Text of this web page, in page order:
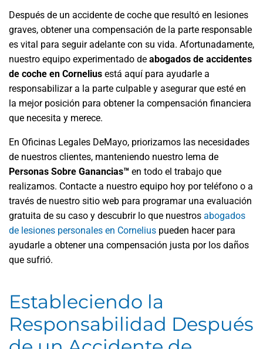
Después de un accidente de coche que resultó en lesiones
graves, obtener una compensación de la parte responsable
es vital para seguir adelante con su vida. Afortunadamente,
nuestro equipo experimentado de abogados de accidentes
de coche en Cornelius está aquí para ayudarle a
responsabilizar a la parte culpable y asegurar que esté en
la mejor posición para obtener la compensación financiera
que necesita y merece.
En Oficinas Legales DeMayo, priorizamos las necesidades
de nuestros clientes, manteniendo nuestro lema de
Personas Sobre Ganancias™ en todo el trabajo que
realizamos. Contacte a nuestro equipo hoy por teléfono o a
través de nuestro sitio web para programar una evaluación
gratuita de su caso y descubrir lo que nuestros abogados
de lesiones personales en Cornelius pueden hacer para
ayudarle a obtener una compensación justa por los daños
que sufrió.
Estableciendo la
Responsabilidad Después